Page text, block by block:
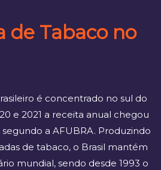
de Tabaco no
é concentrado no sul do
e 2021 a receita anual chegou
segundo a AFUBRA. Produzindo
de tabaco, o Brasil mantém
mundial, sendo desde 1993 o